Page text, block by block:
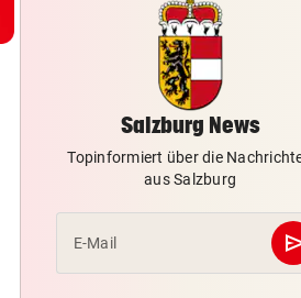
DER MORGEN DANACH
Verheerende Unwetter
massive Schäden an
Salzburg News
Topinformiert über die
aus Salzburg
E-Mail